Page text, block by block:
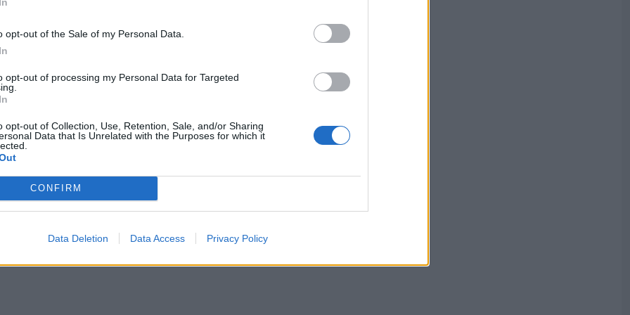
opt-out of the Sale of my Personal Data.
opt-out of processing my Personal Data for Targeted
opt-out of Collection, Use, Retention, Sale, and/or Sharing
Data that Is Unrelated with the Purposes for which it
CONFIRM
Data Deletion Data Access Privacy Policy
és nem a halottakat szeretnénk
kapta meg a koronavírus
Böjte Csaba
oltásmaratonon kapta meg a koronavírus
első dózisát Böjte Csaba. A ferences
a búcsús szentmisét követően tért be a
kórházépület udvarán kialakított oltópontra.